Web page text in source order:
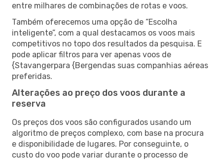
entre milhares de combinações de rotas e voos.
Também oferecemos uma opção de “Escolha
inteligente”, com a qual destacamos os voos mais
competitivos no topo dos resultados da pesquisa. E
pode aplicar filtros para ver apenas voos de
{Stavangerpara {Bergendas suas companhias aéreas
preferidas.
Alterações ao preço dos voos durante a
reserva
Os preços dos voos são configurados usando um
algoritmo de preços complexo, com base na procura
e disponibilidade de lugares. Por conseguinte, o
custo do voo pode variar durante o processo de